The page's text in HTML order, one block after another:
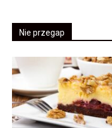
Nie przegap